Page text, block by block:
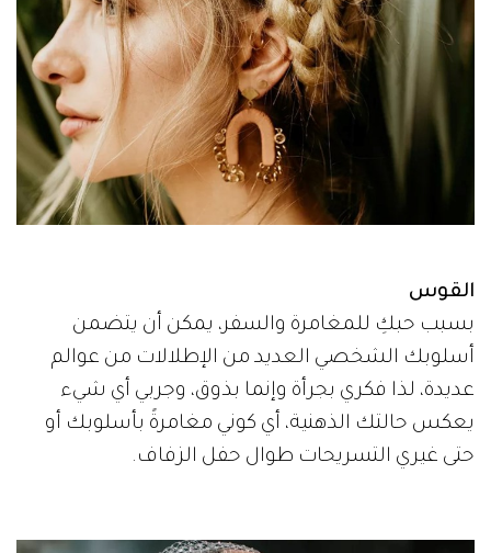
القوس
بسبب حبكِ للمغامرة والسفر، يمكن أن يتضمن
أسلوبك الشخصي العديد من الإطلالات من عوالم
عديدة، لذا فكري بجرأة وإنما بذوق، وجربي أي شيء
يعكس حالتك الذهنية، أي كوني مغامرةً بأسلوبك أو
حتى غيري التسريحات طوال حفل الزفاف.